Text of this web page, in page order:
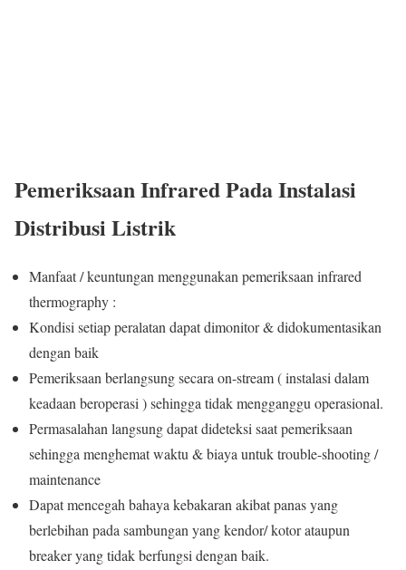
Pemeriksaan Infrared Pada Instalasi
Distribusi Listrik
Manfaat / keuntungan menggunakan pemeriksaan infrared
thermography :
Kondisi setiap peralatan dapat dimonitor & didokumentasikan
dengan baik
Pemeriksaan berlangsung secara on-stream ( instalasi dalam
keadaan beroperasi ) sehingga tidak mengganggu operasional.
Permasalahan langsung dapat dideteksi saat pemeriksaan
sehingga menghemat waktu & biaya untuk trouble-shooting /
maintenance
Dapat mencegah bahaya kebakaran akibat panas yang
berlebihan pada sambungan yang kendor/ kotor ataupun
breaker yang tidak berfungsi dengan baik.